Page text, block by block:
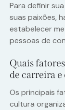
Para definir
suas paixões,
estabelecer
pessoas de
Quais
de carreira
Os principais
cultura